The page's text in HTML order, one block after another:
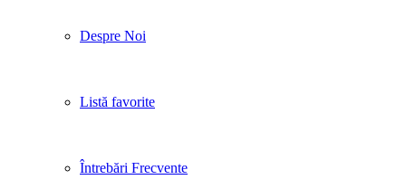
Despre Noi
Listă favorite
Întrebări Frecvente